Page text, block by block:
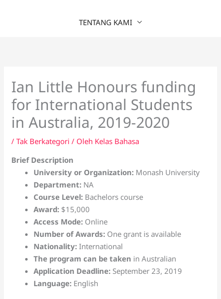
TENTANG KAMI
Ian Little Honours funding
for International Students
in Australia, 2019-2020
/Tak Berkategori / Oleh Kelas Bahasa
Brief Description
University or Organization: Monash University
Department: NA
Course Level: Bachelors course
Award: $15,000
Access Mode: Online
Number of Awards: One grant is available
Nationality:International
The program can be taken in Australian
Application Deadline: September 23, 2019
Language: English